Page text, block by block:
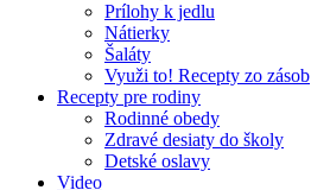
Prílohy k jedlu
Nátierky
Šaláty
Využi to! Recepty zo zásob
Recepty pre rodiny
Rodinné obedy
Zdravé desiaty do školy
Detské oslavy
Video